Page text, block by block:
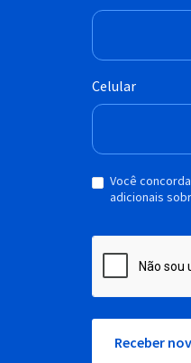
Celular
Você
adicionais
Receber